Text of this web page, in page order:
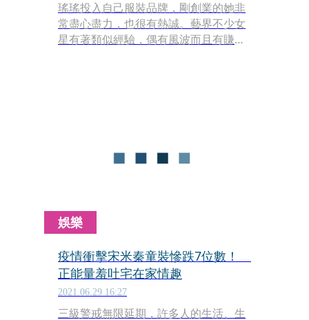
瑤瑤投入自己服裝品牌，剛創業的她非
常盡心盡力，也很有熱誠。藝界不少女
星有著類似經驗，偶有風波而且有賺有
娛樂
疫情衝擊宋米秦童裝慘跌7位數！
正能量羞吐宅在家情趣
2021.06.29 16:27
三級警戒無限延期，許多人的生活、生